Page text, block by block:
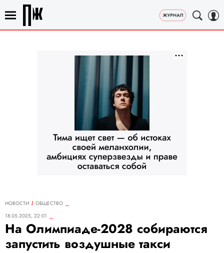
НОВОСТИ
ОБЩЕСТВО
18.05.2025, 22:01
На Олимпиаде-2028 собираются
запустить воздушные такси